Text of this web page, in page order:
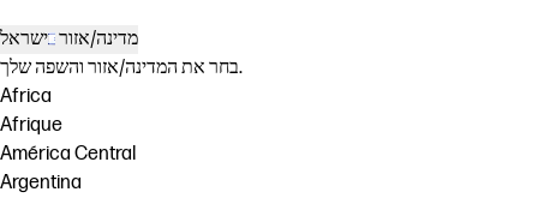
מדינה/אזור ישראל
בחר את המדינה/אזור והשפה שלך.
Africa
Afrique
América Central
Argentina